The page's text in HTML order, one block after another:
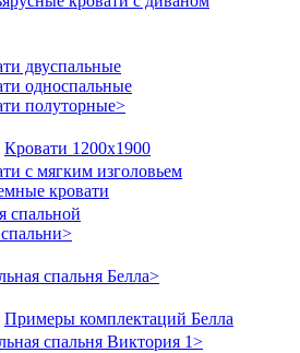
двуспальные
односпальные
полуторные>
Кровати 1200х1900
с мягким изголовьем
кровати
спальной
>
спальня Белла>
Примеры комплектаций Белла
спальня Виктория 1>